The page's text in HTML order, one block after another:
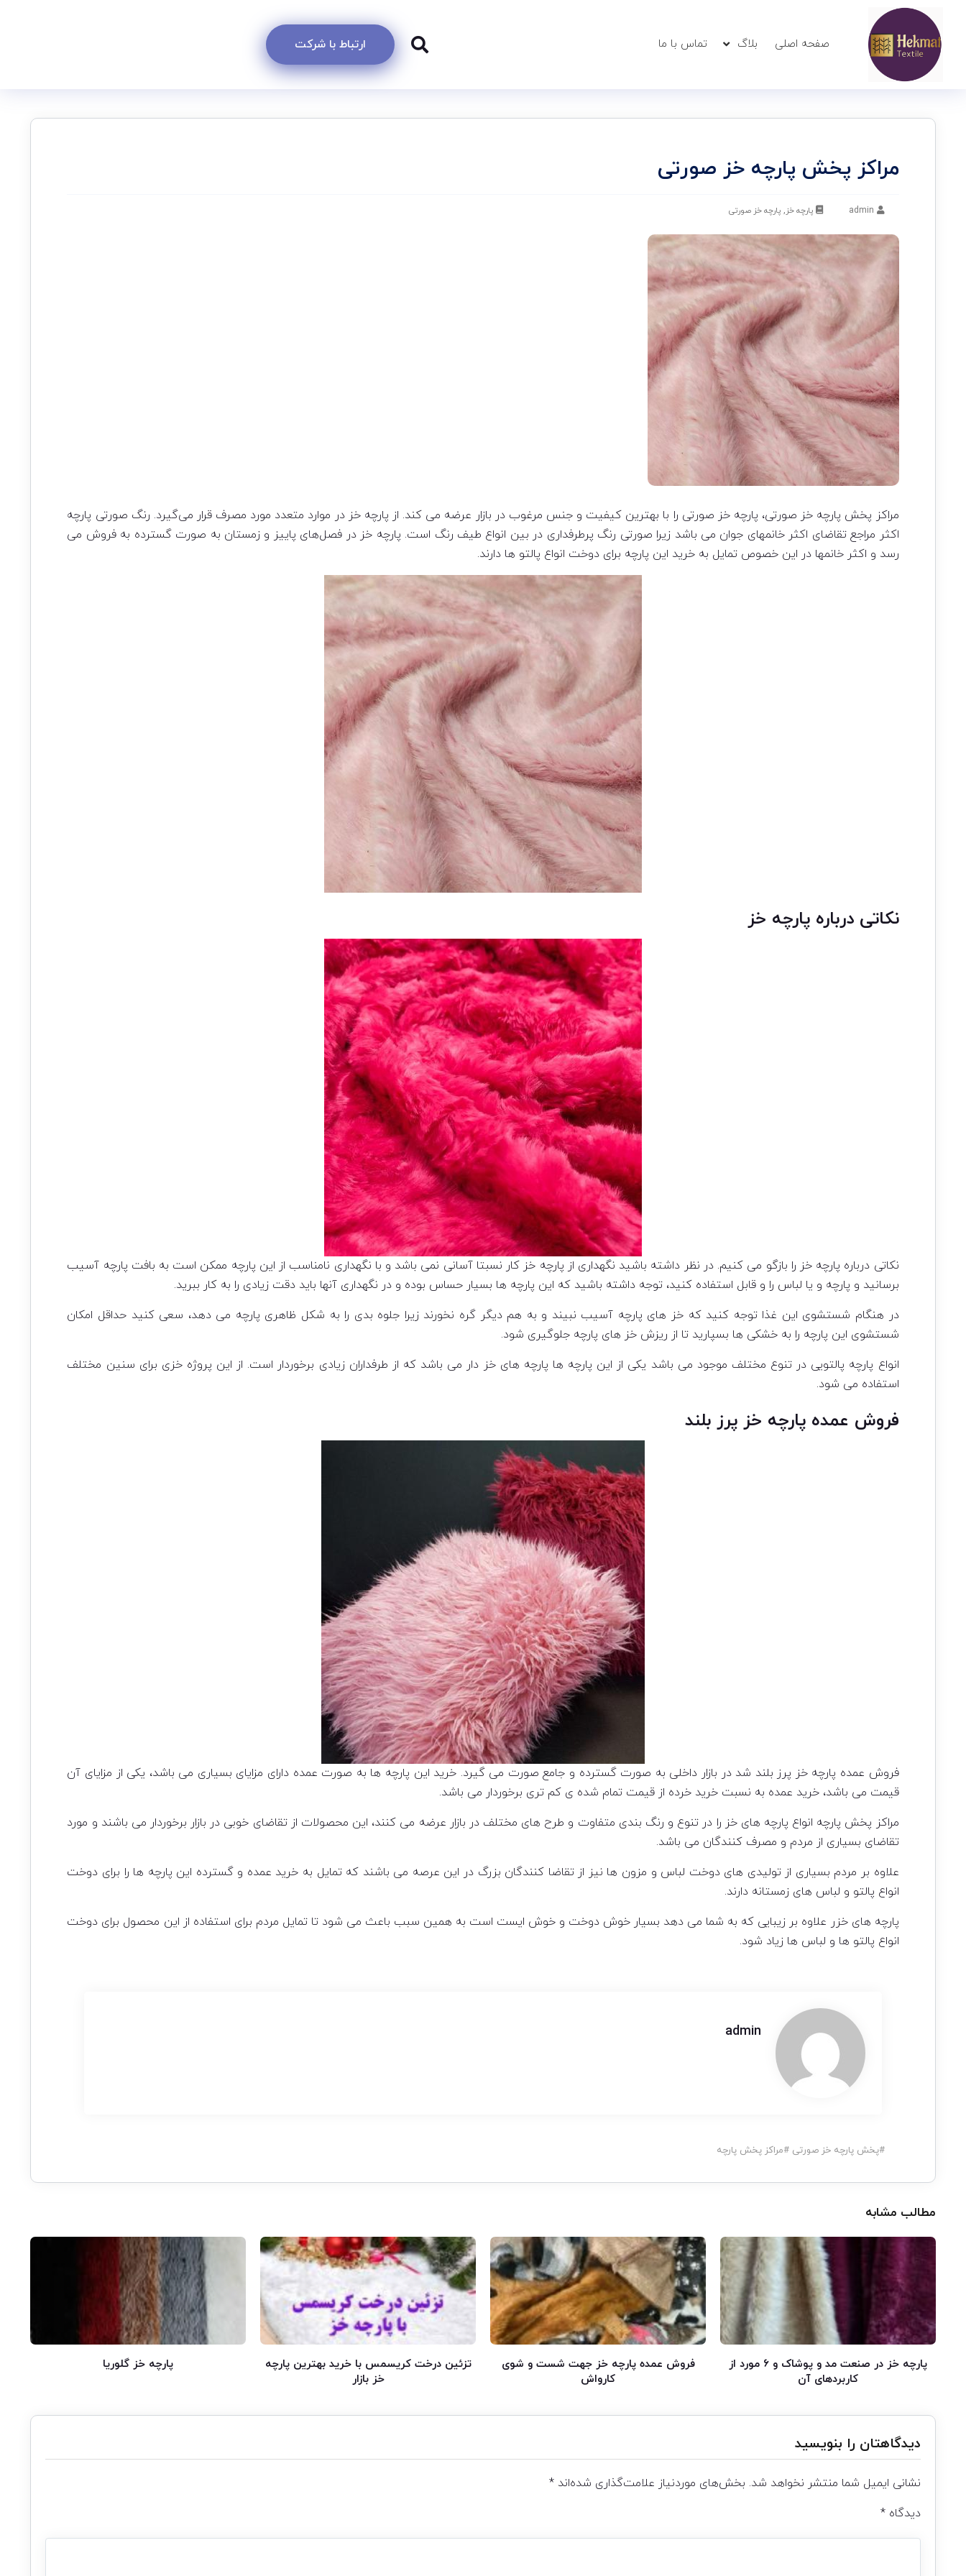
صفحه اصلی بلاگ تماس با ما ارتباط با شرکت
مراکز پخش پارچه خز صورتی
پارچه خز ,پارچه خز صورتی
مراکز پخش پارچه خز صورتی، پارچه خز صورتی را با بهترین کیفیت و جنس مرغوب در بازار عرضه می کند. از پارچه خز در موارد متعدد مورد مصرف قرار می‌گیرد. رنگ صورتی پارچه
اکثر مراجع تقاضای اکثر خانمهای جوان می باشد زیرا صورتی رنگ پرطرفداری در بین انواع طیف رنگ است. پارچه خز در فصل‌های پاییز و زمستان به صورت گسترده به فروش می
رسد و اکثر خانمها در این خصوص تمایل به خرید این پارچه برای دوخت انواع پالتو ها دارند.
نکاتی درباره پارچه خز
نکاتی درباره پارچه خز را بازگو می کنیم. در نظر داشته باشید نگهداری از پارچه خز کار نسبتا آسانی نمی باشد و با نگهداری نامناسب از این پارچه ممکن است به بافت پارچه آسیب
برسانید و پارچه و یا لباس را و قابل استفاده کنید، توجه داشته باشید که این پارچه ها بسیار حساس بوده و در نگهداری آنها باید دقت زیادی را به کار ببرید.
در هنگام شستشوی این غذا توجه کنید که خز های پارچه آسیب نبیند و به هم دیگر گره نخورند زیرا جلوه بدی را به شکل ظاهری پارچه می دهد، سعی کنید حداقل امکان
شستشوی این پارچه را به خشکی ها بسپارید تا از ریزش خز های پارچه جلوگیری شود.
انواع پارچه پالتویی در تنوع مختلف موجود می باشد یکی از این پارچه ها پارچه های خز دار می باشد که از طرفداران زیادی برخوردار است. از این پروژه خزی برای سنین مختلف
استفاده می شود.
فروش عمده پارچه خز پرز بلند
فروش عمده پارچه خز پرز بلند شد در بازار داخلی به صورت گسترده و جامع صورت می گیرد. خرید این پارچه ها به صورت عمده دارای مزایای بسیاری می باشد، یکی از مزایای آن
قیمت می باشد، خرید عمده به نسبت خرید خرده از قیمت تمام شده ی کم تری برخوردار می باشد.
مراکز پخش پارچه انواع پارچه های خز را در تنوع و رنگ بندی متفاوت و طرح های مختلف در بازار عرضه می کنند، این محصولات از تقاضای خوبی در بازار برخوردار می باشند و مورد
تقاضای بسیاری از مردم و مصرف کنندگان می باشد.
علاوه بر مردم بسیاری از تولیدی های دوخت لباس و مزون ها نیز از تقاضا کنندگان بزرگ در این عرصه می باشند که تمایل به خرید عمده و گسترده این پارچه ها را برای دوخت
انواع پالتو و لباس های زمستانه دارند.
پارچه های خزر علاوه بر زیبایی که به شما می دهد بسیار خوش دوخت و خوش ایست است به همین سبب باعث می شود تا تمایل مردم برای استفاده از این محصول برای دوخت
انواع پالتو ها و لباس ها زیاد شود.
admin
#پخش پارچه خز صورتی #مراکز پخش پارچه
مطالب مشابه
پارچه خز در صنعت مد و پوشاک و ۶ مورد از
کاربردهای آن
فروش عمده پارچه خز جهت شست و شوی
کارواش
تزئین درخت کریسمس با خرید بهترین پارچه
خز بازار
پارچه خز گلوریا
دیدگاهتان را بنویسید
نشانی ایمیل شما منتشر نخواهد شد. بخش‌های موردنیاز علامت‌گذاری شده‌اند *
دیدگاه *